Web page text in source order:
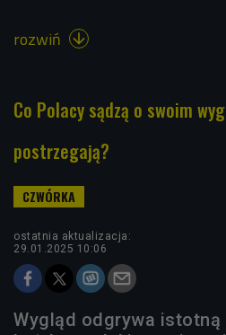
rozwiń 
Co Polacy sądzą o swoim
postrzegają?
ostatnia aktualizacja:
29.01.2025 10:06
Wygląd odgrywa istotną